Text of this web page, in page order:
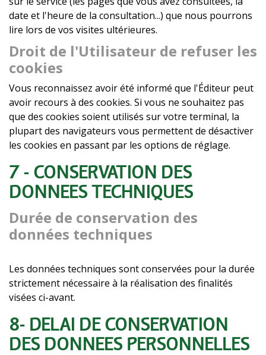
date et l'heure de la consultation...) que nous pourrons
lire lors de vos visites ultérieures.
Droit de l'Utilisateur de refuser les
cookies
Vous reconnaissez avoir été informé que l'Éditeur peut
avoir recours à des cookies. Si vous ne souhaitez pas
que des cookies soient utilisés sur votre terminal, la
plupart des navigateurs vous permettent de désactiver
les cookies en passant par les options de réglage.
7 - CONSERVATION DES
DONNÉES TECHNIQUES
Durée de conservation des
données techniques
Les données techniques sont conservées pour la durée
strictement nécessaire à la réalisation des finalités
visées ci-avant.
8- DÉLAI DE CONSERVATION
DES DONNÉES PERSONNELLES